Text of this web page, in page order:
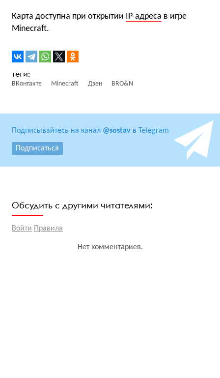
Карта доступна при открытии IP-адреса в игре
Minecraft.
ВКонтакте Minecraft Дзен BRO&N
Подписывайтесь на канал @sostav в Telegram
Подписаться
Обсудить с другими читателями:
Войти Правила
Нет комментариев.